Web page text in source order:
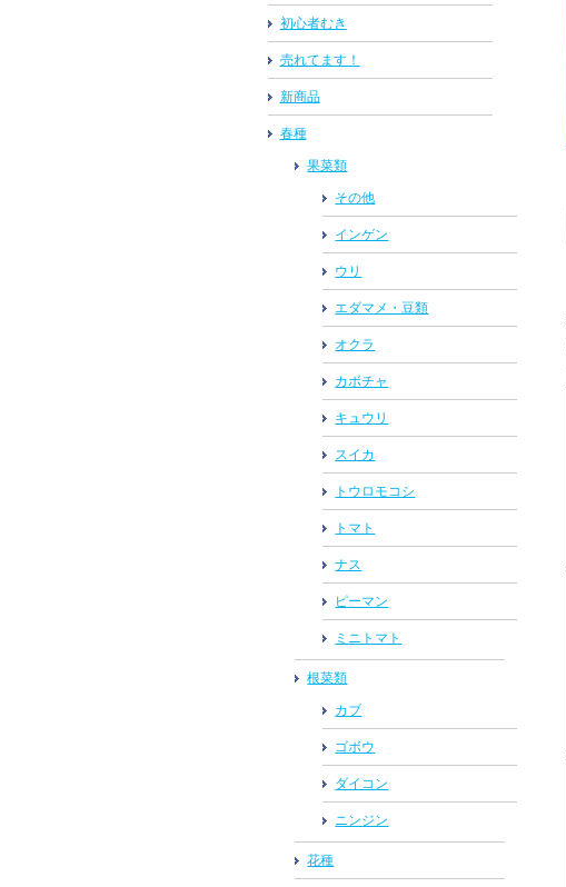
初心者むき
売れてます！
新商品
春種
果菜類
その他
インゲン
ウリ
エダマメ・豆類
オクラ
カボチャ
キュウリ
スイカ
トウロモコシ
トマト
ナス
ピーマン
ミニトマト
根菜類
カブ
ゴボウ
ダイコン
ニンジン
花種